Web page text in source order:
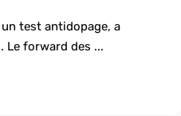
test antidopage, a
Le forward des ...